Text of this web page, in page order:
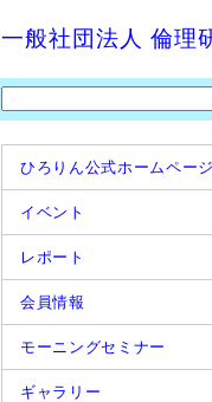
一般社団法人 倫理
ひろりん公式ホームページ
イベント
レポート
会員情報
モーニングセミナー
ギャラリー